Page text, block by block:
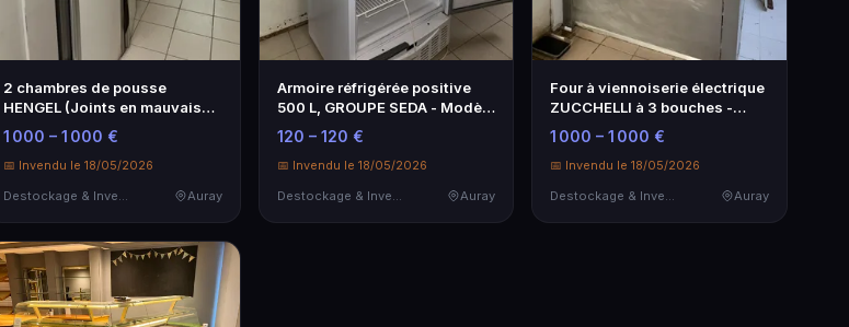
2 chambres de pousse
HENGEL (Joints en mauvais
état). Moteur…
1 000 – 1 000 €
📅 Invendu le 18/05/2026
Auray
Armoire réfrigérée positive
500 L, GROUPE SEDA - Modèle
: MM…
120 – 120 €
📅 Invendu le 18/05/2026
Auray
Four à viennoiserie électrique
ZUCCHELLI à 3 bouches -
Modèl…
1 000 – 1 000 €
📅 Invendu le 18/05/2026
Auray